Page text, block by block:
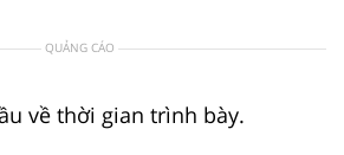
QUẢNG CÁO
về thời gian trình bày.